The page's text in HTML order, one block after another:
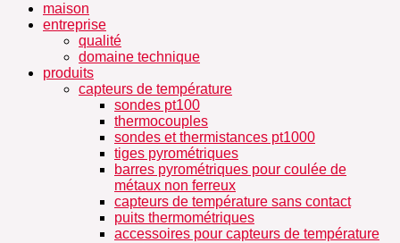
maison
entreprise
qualité
domaine technique
produits
capteurs de température
sondes pt100
thermocouples
sondes et thermistances pt1000
tiges pyrométriques
barres pyrométriques pour coulée de
métaux non ferreux
capteurs de température sans contact
puits thermométriques
accessoires pour capteurs de température